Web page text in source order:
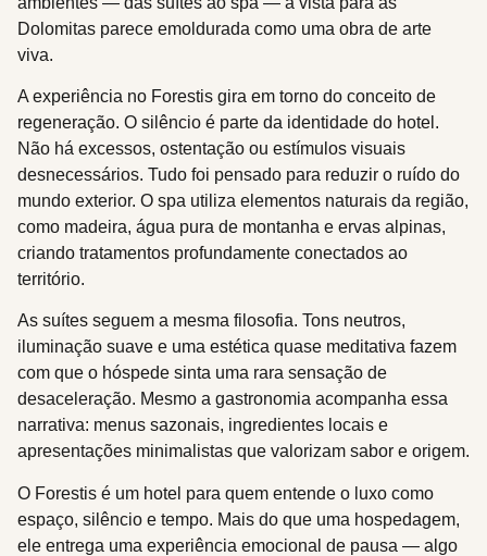
Dolomitas parece emoldurada como uma obra de arte
viva.
A experiência no Forestis gira em torno do conceito de
regeneração. O silêncio é parte da identidade do hotel.
Não há excessos, ostentação ou estímulos visuais
desnecessários. Tudo foi pensado para reduzir o ruído do
mundo exterior. O spa utiliza elementos naturais da região,
como madeira, água pura de montanha e ervas alpinas,
criando tratamentos profundamente conectados ao
território.
As suítes seguem a mesma filosofia. Tons neutros,
iluminação suave e uma estética quase meditativa fazem
com que o hóspede sinta uma rara sensação de
desaceleração. Mesmo a gastronomia acompanha essa
narrativa: menus sazonais, ingredientes locais e
apresentações minimalistas que valorizam sabor e origem.
O Forestis é um hotel para quem entende o luxo como
espaço, silêncio e tempo. Mais do que uma hospedagem,
ele entrega uma experiência emocional de pausa — algo